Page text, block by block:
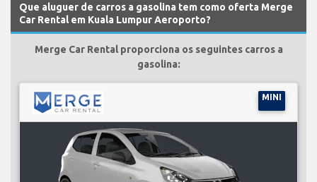
Que aluguer de carros a gasolina tem como oferta Merge
Car Rental em Kuala Lumpur Aeroporto?
Merge Car Rental proporciona os seguintes carros a
gasolina:
MINI